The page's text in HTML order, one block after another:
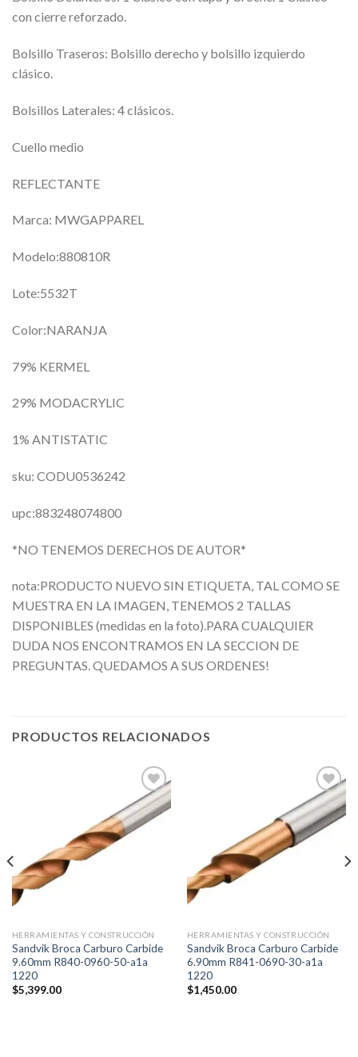
con cierre reforzado.
Bolsillo Traseros: Bolsillo derecho y bolsillo izquierdo
clásico.
Bolsillos Laterales: 4 clásicos.
Cuello medio
REFLECTANTE
Marca: MWGAPPAREL
Modelo:880810R
Lote:5532T
Color:NARANJA
79% KERMEL
29% MODACRYLIC
1% ANTISTATIC
sku: CODU0536242
upc:883248074800
*NO TENEMOS DERECHOS DE AUTOR*
nota:PRODUCTO NUEVO SIN ETIQUETA, TAL COMO SE
MUESTRA EN LA IMAGEN, TENEMOS 2 TALLAS
DISPONIBLES (medidas en la foto).PARA CUALQUIER
DUDA NOS ENCONTRAMOS EN LA SECCION DE
PREGUNTAS. QUEDAMOS A SUS ORDENES!
PRODUCTOS RELACIONADOS
Añadir
a la
lista de
deseos
HERRAMIENTAS Y CONSTRUCCIÓN
Sandvik Broca Carburo Carbide
9.60mm R840-0960-50-a1a
1220
$5,399.00
Añadir
a la
lista de
deseos
HERRAMIENTAS Y CONSTRUCCIÓN
Sandvik Broca Carburo Carbide
6.90mm R841-0690-30-a1a
1220
$1,450.00